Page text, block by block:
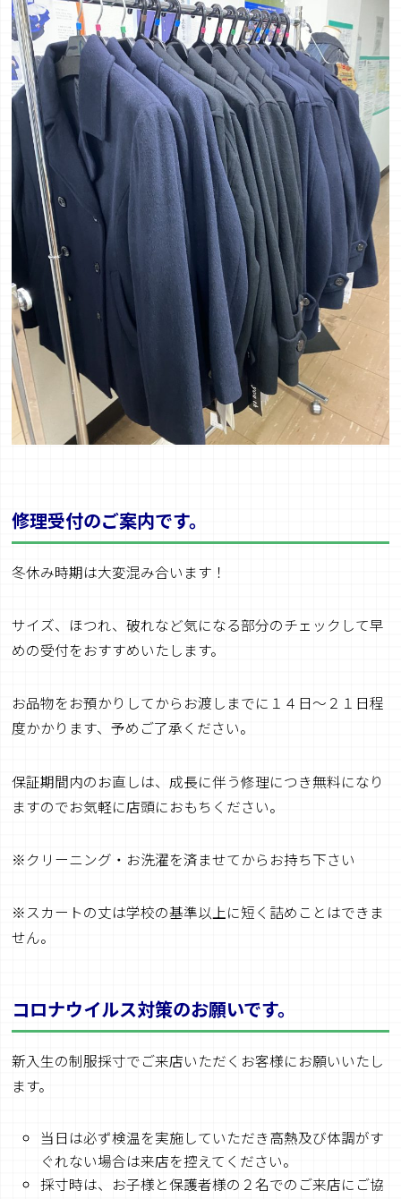
修理受付のご案内です。
冬休み時期は大変混み合います！
サイズ、ほつれ、破れなど気になる部分のチェックして早
めの受付をおすすめいたします。
お品物をお預かりしてからお渡しまでに１４日～２１日程
度かかります、予めご了承ください。
保証期間内のお直しは、成長に伴う修理につき無料になり
ますのでお気軽に店頭におもちください。
※クリーニング・お洗濯を済ませてからお持ち下さい
※スカートの丈は学校の基準以上に短く詰めことはできま
せん。
コロナウイルス対策のお願いです。
新入生の制服採寸でご来店いただくお客様にお願いいたし
ます。
当日は必ず検温を実施していただき高熱及び体調がす
ぐれない場合は来店を控えてください。
採寸時は、お子様と保護者様の２名でのご来店にご協